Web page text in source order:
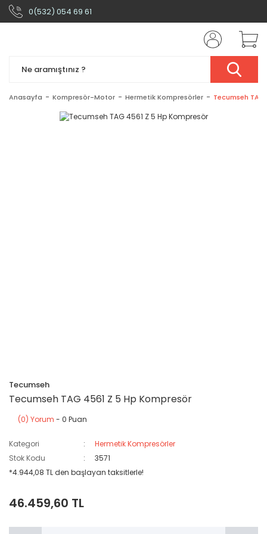
0(532) 054 69 61
Anasayfa Kompresör-Motor Hermetik Kompresörler Tecumseh
Tecumseh
Tecumseh TAG 4561 Z 5 Hp Kompresör
(0) Yorum - 0 Puan
Kategori
Hermetik Kompresörler
Stok Kodu
3571
*4.944,08 TL den başlayan taksitlerle!
46.459,60 TL